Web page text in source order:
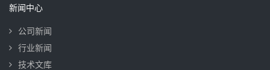
新闻中心
公司新闻
行业新闻
技术文库